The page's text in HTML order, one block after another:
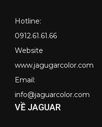
Hotline:
0912.61.61.66
Website
www.jagugarcolor.com
Email:
info@jaguarcolor.com
VỀ JAGUAR